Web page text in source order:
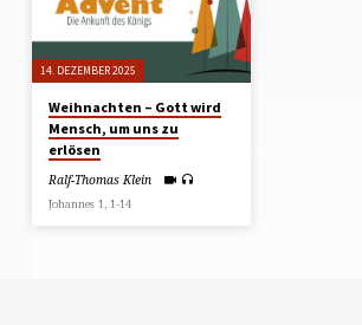
14. DEZEMBER 2025
Weihnachten – Gott wird
Mensch, um uns zu
erlösen
Ralf-Thomas Klein
Johannes 1, 1-14